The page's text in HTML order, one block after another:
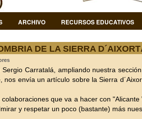
ARCHIVO RECURSOS EDUCATIVOS
DE LA SIERRA
Carratalá, ampliando nuestra
nos envía un artículo sobre la Sierra
que va a hacer con "Alicante
y respetar un poco (bastante) más